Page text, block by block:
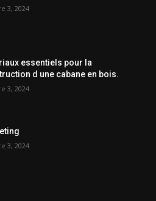
3, 2024
essentiels pour la
d une cabane en bois.
3, 2024
3, 2024